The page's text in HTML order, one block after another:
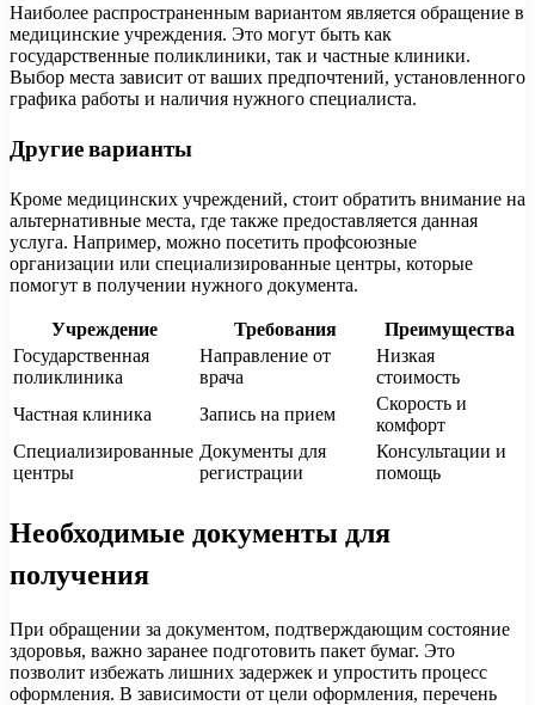
Наиболее распространенным вариантом является обращение в
медицинские учреждения. Это могут быть как
государственные поликлиники, так и частные клиники.
Выбор места зависит от ваших предпочтений, установленного
графика работы и наличия нужного специалиста.
Другие варианты
Кроме медицинских учреждений, стоит обратить внимание на
альтернативные места, где также предоставляется данная
услуга. Например, можно посетить профсоюзные
организации или специализированные центры, которые
помогут в получении нужного документа.
Учреждение Требования
Преимущества
Государственная
поликлиника
Направление от
врача
Низкая
стоимость
Частная клиника
Запись на прием
Скорость и
комфорт
Специализированные
центры
Документы для
регистрации
Консультации и
помощь
Необходимые документы для
получения
При обращении за документом, подтверждающим состояние
здоровья, важно заранее подготовить пакет бумаг. Это
позволит избежать лишних задержек и упростить процесс
оформления. В зависимости от цели оформления, перечень